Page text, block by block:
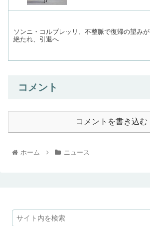
ソンニ・コルブレッリ、不整脈で復帰の望みが
絶たれ、引退へ
コメント
コメントを書き込む
ホーム ニュース